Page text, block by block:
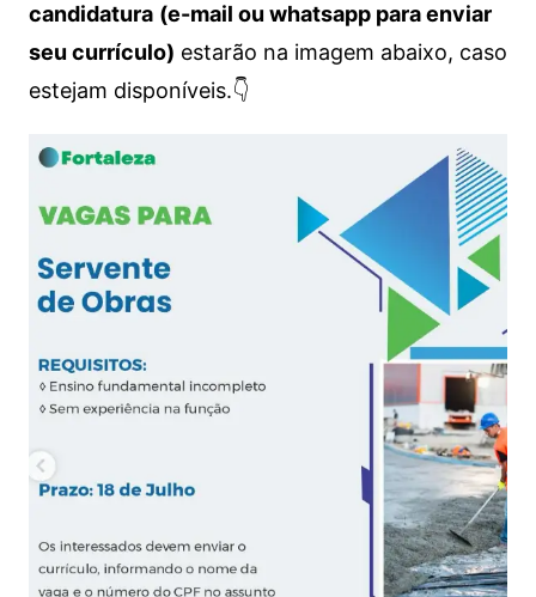
candidatura (e-mail ou whatsapp para enviar
seu currículo) estarão na imagem abaixo, caso
estejam disponíveis.👇